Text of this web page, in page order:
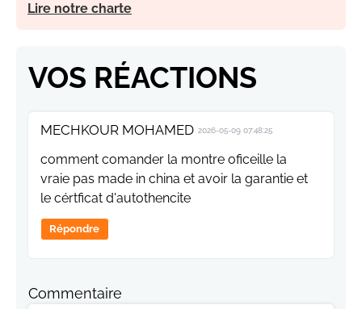
Lire notre charte
VOS RÉACTIONS
MECHKOUR MOHAMED 2026-05-09 07:48:25
comment comander la montre oficeille la
vraie pas made in china et avoir la garantie et
le cértficat d'autothencite
Répondre
Commentaire